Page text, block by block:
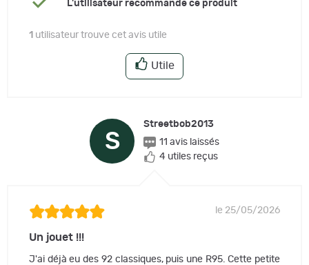
L'utilisateur recommande ce produit
1 utilisateur trouve cet avis utile
Utile
S
Streetbob2013
11 avis laissés
4 utiles reçus
le 25/05/2026
Un jouet !!!
J'ai déjà eu des 92 classiques, puis une R95. Cette petite